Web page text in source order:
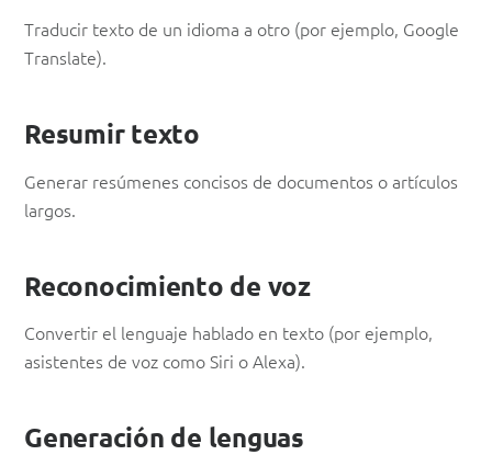
Traducir texto de un idioma a otro (por ejemplo, Google
Translate).
Resumir texto
Generar resúmenes concisos de documentos o artículos
largos.
Reconocimiento de voz
Convertir el lenguaje hablado en texto (por ejemplo,
asistentes de voz como Siri o Alexa).
Generación de lenguas